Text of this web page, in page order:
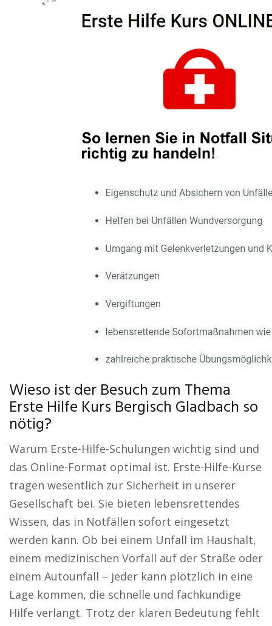
Wieso ist der Besuch zum Thema
Erste Hilfe Kurs Bergisch Gladbach so
nötig?
Warum Erste-Hilfe-Schulungen wichtig sind und
das Online-Format optimal ist. Erste-Hilfe-Kurse
tragen wesentlich zur Sicherheit in unserer
Gesellschaft bei. Sie bieten lebensrettendes
Wissen, das in Notfällen sofort eingesetzt
werden kann. Ob bei einem Unfall im Haushalt,
einem medizinischen Vorfall auf der Straße oder
einem Autounfall – jeder kann plötzlich in eine
Lage kommen, die schnelle und fachkundige
Hilfe verlangt. Trotz der klaren Bedeutung fehlt